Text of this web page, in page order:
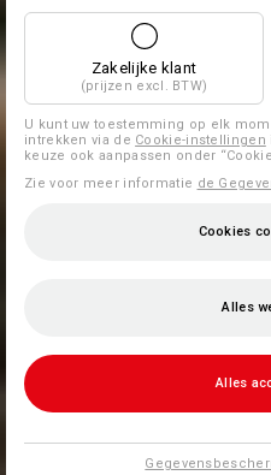
Zakelijke klant
(prijzen excl. BTW)
U kunt uw toestemming op elk
intrekken via de Cookie-instellingen
keuze ook aanpassen onder
Zie voor meer informatie de
Cookies
Alles
Alles